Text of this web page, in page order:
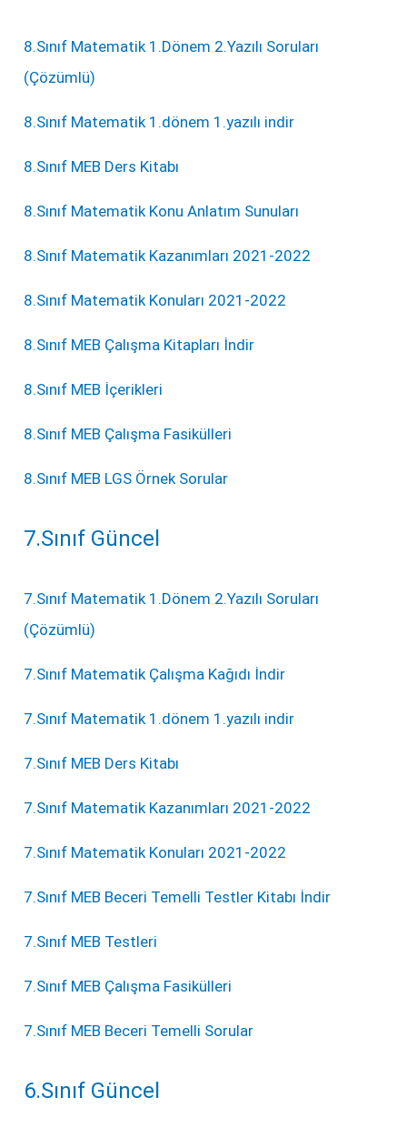
8.Sınıf Matematik 1.Dönem 2.Yazılı Soruları
(Çözümlü)
8.Sınıf Matematik 1.dönem 1.yazılı indir
8.Sınıf MEB Ders Kitabı
8.Sınıf Matematik Konu Anlatım Sunuları
8.Sınıf Matematik Kazanımları 2021-2022
8.Sınıf Matematik Konuları 2021-2022
8.Sınıf MEB Çalışma Kitapları İndir
8.Sınıf MEB İçerikleri
8.Sınıf MEB Çalışma Fasikülleri
8.Sınıf MEB LGS Örnek Sorular
7.Sınıf Güncel
7.Sınıf Matematik 1.Dönem 2.Yazılı Soruları
(Çözümlü)
7.Sınıf Matematik Çalışma Kağıdı İndir
7.Sınıf Matematik 1.dönem 1.yazılı indir
7.Sınıf MEB Ders Kitabı
7.Sınıf Matematik Kazanımları 2021-2022
7.Sınıf Matematik Konuları 2021-2022
7.Sınıf MEB Beceri Temelli Testler Kitabı İndir
7.Sınıf MEB Testleri
7.Sınıf MEB Çalışma Fasikülleri
7.Sınıf MEB Beceri Temelli Sorular
6.Sınıf Güncel